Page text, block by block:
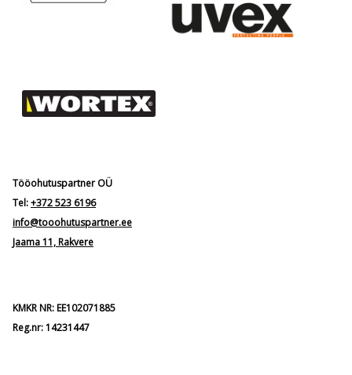
Tööohutuspartner OÜ
Tel:+372 523 6196
info@tooohutuspartner.ee
Jaama 11, Rakvere
KMKR NR: EE102071885
Reg.nr: 14231447